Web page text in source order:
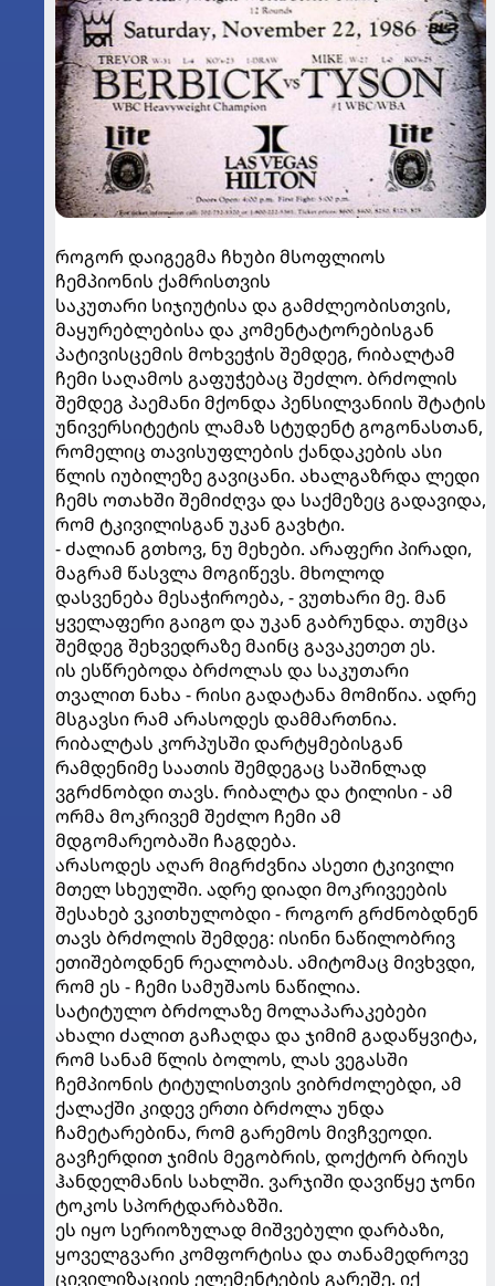
როგორ დაიგეგმა ჩხუბი მსოფლიოს
ჩემპიონის ქამრისთვის
საკუთარი სიჯიუტისა და გამძლეობისთვის,
მაყურებლებისა და კომენტატორებისგან
პატივისცემის მოხვეჭის შემდეგ, რიბალტამ
ჩემი საღამოს გაფუჭებაც შეძლო. ბრძოლის
შემდეგ პაემანი მქონდა პენსილვანიის შტატის
უნივერსიტეტის ლამაზ სტუდენტ გოგონასთან,
რომელიც თავისუფლების ქანდაკების ასი
წლის იუბილეზე გავიცანი. ახალგაზრდა ლედი
ჩემს ოთახში შემიძღვა და საქმეზეც გადავიდა,
რომ ტკივილისგან უკან გავხტი.
- ძალიან გთხოვ, ნუ მეხები. არაფერი პირადი,
მაგრამ წასვლა მოგიწევს. მხოლოდ
დასვენება მესაჭიროება, - ვუთხარი მე. მან
ყველაფერი გაიგო და უკან გაბრუნდა. თუმცა
შემდეგ შეხვედრაზე მაინც გავაკეთეთ ეს.
ის ესწრებოდა ბრძოლას და საკუთარი
თვალით ნახა - რისი გადატანა მომიწია. ადრე
მსგავსი რამ არასოდეს დამმართნია.
რიბალტას კორპუსში დარტყმებისგან
რამდენიმე საათის შემდეგაც საშინლად
ვგრძნობდი თავს. რიბალტა და ტილისი - ამ
ორმა მოკრივემ შეძლო ჩემი ამ
მდგომარეობაში ჩაგდება.
არასოდეს აღარ მიგრძვნია ასეთი ტკივილი
მთელ სხეულში. ადრე დიადი მოკრივეების
შესახებ ვკითხულობდი - როგორ გრძნობდნენ
თავს ბრძოლის შემდეგ: ისინი ნაწილობრივ
ეთიშებოდნენ რეალობას. ამიტომაც მივხვდი,
რომ ეს - ჩემი სამუშაოს ნაწილია.
სატიტულო ბრძოლაზე მოლაპარაკებები
ახალი ძალით გაჩაღდა და ჯიმიმ გადაწყვიტა,
რომ სანამ წლის ბოლოს, ლას ვეგასში
ჩემპიონის ტიტულისთვის ვიბრძოლებდი, ამ
ქალაქში კიდევ ერთი ბრძოლა უნდა
ჩამეტარებინა, რომ გარემოს მივჩვეოდი.
გავჩერდით ჯიმის მეგობრის, დოქტორ ბრიუს
ჰანდელმანის სახლში. ვარჯიში დავიწყე ჯონი
ტოკოს სპორტდარბაზში.
ეს იყო სერიოზულად მიშვებული დარბაზი,
ყოველგვარი კომფორტისა და თანამედროვე
ცივილიზაციის ელემენტების გარეშე. იქ